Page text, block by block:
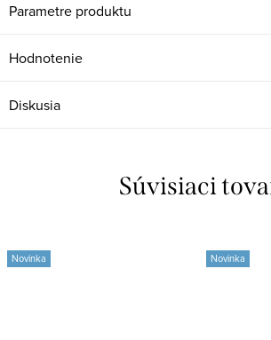
Parametre produktu
Hodnotenie
Diskusia
Súvisiaci
Novinka Novinka